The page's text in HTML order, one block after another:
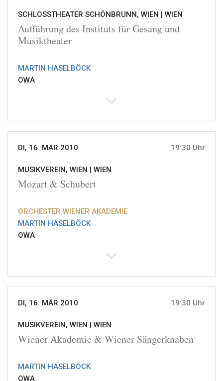
SCHLOSSTHEATER SCHÖNBRUNN, WIEN | WIEN
Aufführung des Instituts für Gesang und
Musiktheater
MARTIN HASELBÖCK
OWA
DI, 16. MÄR 2010 19:30 Uhr
MUSIKVEREIN, WIEN | WIEN
Mozart & Schubert
ORCHESTER WIENER AKADEMIE
MARTIN HASELBÖCK
OWA
DI, 16. MÄR 2010 19:30 Uhr
MUSIKVEREIN, WIEN | WIEN
Wiener Akademie & Wiener Sängerknaben
MARTIN HASELBÖCK
OWA